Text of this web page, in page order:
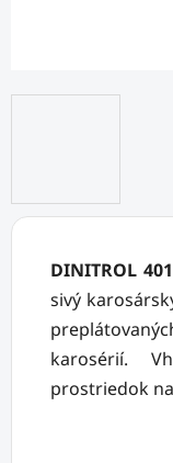
DINITROL 401
sivý
karosérií.
prostriedok